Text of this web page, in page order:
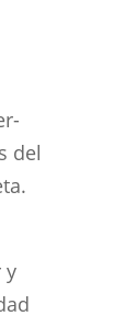
del
y